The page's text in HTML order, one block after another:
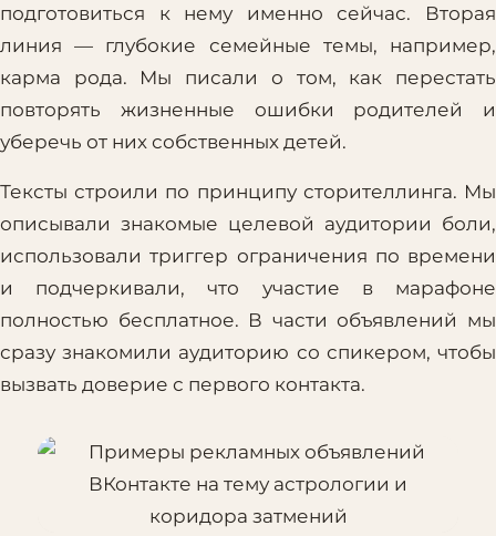
подготовиться к нему именно сейчас. Вторая
линия — глубокие семейные темы, например,
карма рода. Мы писали о том, как перестать
повторять жизненные ошибки родителей и
уберечь от них собственных детей.
Тексты строили по принципу сторителлинга. Мы
описывали знакомые целевой аудитории боли,
использовали триггер ограничения по времени
и подчеркивали, что участие в марафоне
полностью бесплатное. В части объявлений мы
сразу знакомили аудиторию со спикером, чтобы
вызвать доверие с первого контакта.